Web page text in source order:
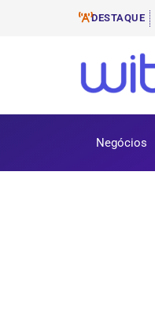
DESTAQUE
Negócios